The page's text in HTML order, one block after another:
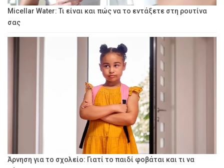
Micellar Water: Τι είναι και πώς να το εντάξετε στη ρουτίνα
σας
Άρνηση για το σχολείο: Γιατί το παιδί φοβάται και τι να